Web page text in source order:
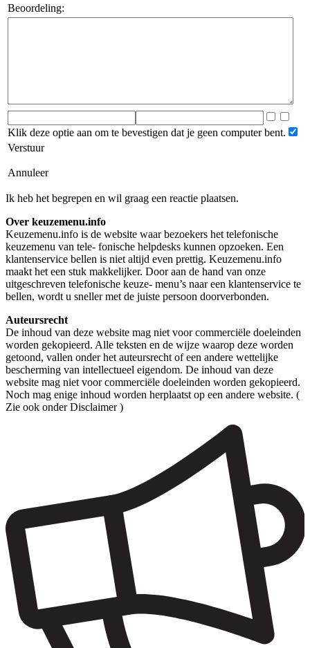
Beoordeling:
Klik deze optie aan om te bevestigen dat je geen computer bent.
Verstuur
Annuleer
Ik heb het begrepen en wil graag een reactie plaatsen.
Over keuzemenu.info
Keuzemenu.info is de website waar bezoekers het telefonische
keuzemenu van tele- fonische helpdesks kunnen opzoeken. Een
klantenservice bellen is niet altijd even prettig. Keuzemenu.info
maakt het een stuk makkelijker. Door aan de hand van onze
uitgeschreven telefonische keuze- menu’s naar een klantenservice te
bellen, wordt u sneller met de juiste persoon doorverbonden.
Auteursrecht
De inhoud van deze website mag niet voor commerciële doeleinden
worden gekopieerd. Alle teksten en de wijze waarop deze worden
getoond, vallen onder het auteursrecht of een andere wettelijke
bescherming van intellectueel eigendom. De inhoud van deze
website mag niet voor commerciële doeleinden worden gekopieerd.
Noch mag enige inhoud worden herplaatst op een andere website. (
Zie ook onder Disclaimer )